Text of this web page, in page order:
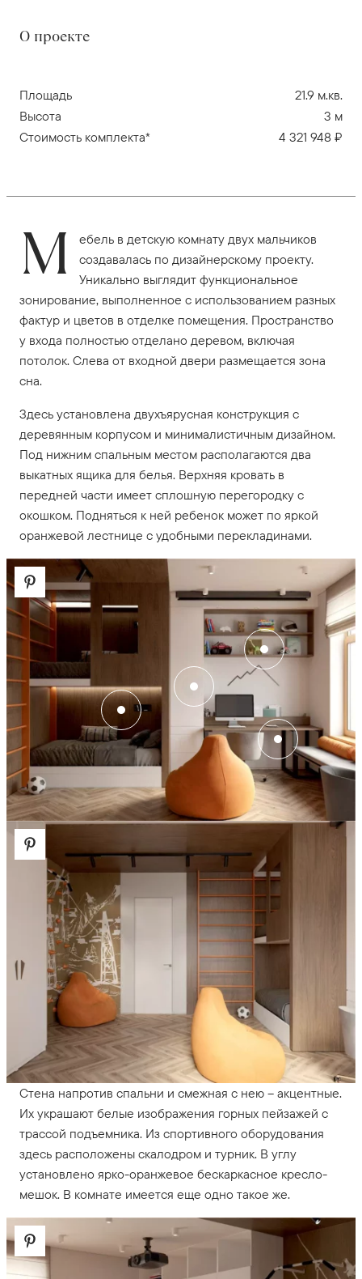
О проекте
Площадь
21.9 м.кв.
Высота
3 м
Стоимость комплекта*
4 321 948 ₽
М
ебель в детскую комнату двух мальчиков
создавалась по дизайнерскому проекту.
Уникально выглядит функциональное
зонирование, выполненное с использованием разных
фактур и цветов в отделке помещения. Пространство
у входа полностью отделано деревом, включая
потолок. Слева от входной двери размещается зона
сна.
Здесь установлена двухъярусная конструкция с
деревянным корпусом и минималистичным дизайном.
Под нижним спальным местом располагаются два
выкатных ящика для белья. Верхняя кровать в
передней части имеет сплошную перегородку с
окошком. Подняться к ней ребенок может по яркой
оранжевой лестнице с удобными перекладинами.
Стена напротив спальни и смежная с нею – акцентные.
Их украшают белые изображения горных пейзажей с
трассой подъемника. Из спортивного оборудования
здесь расположены скалодром и турник. В углу
установлено ярко-оранжевое бескаркасное кресло-
мешок. В комнате имеется еще одно такое же.